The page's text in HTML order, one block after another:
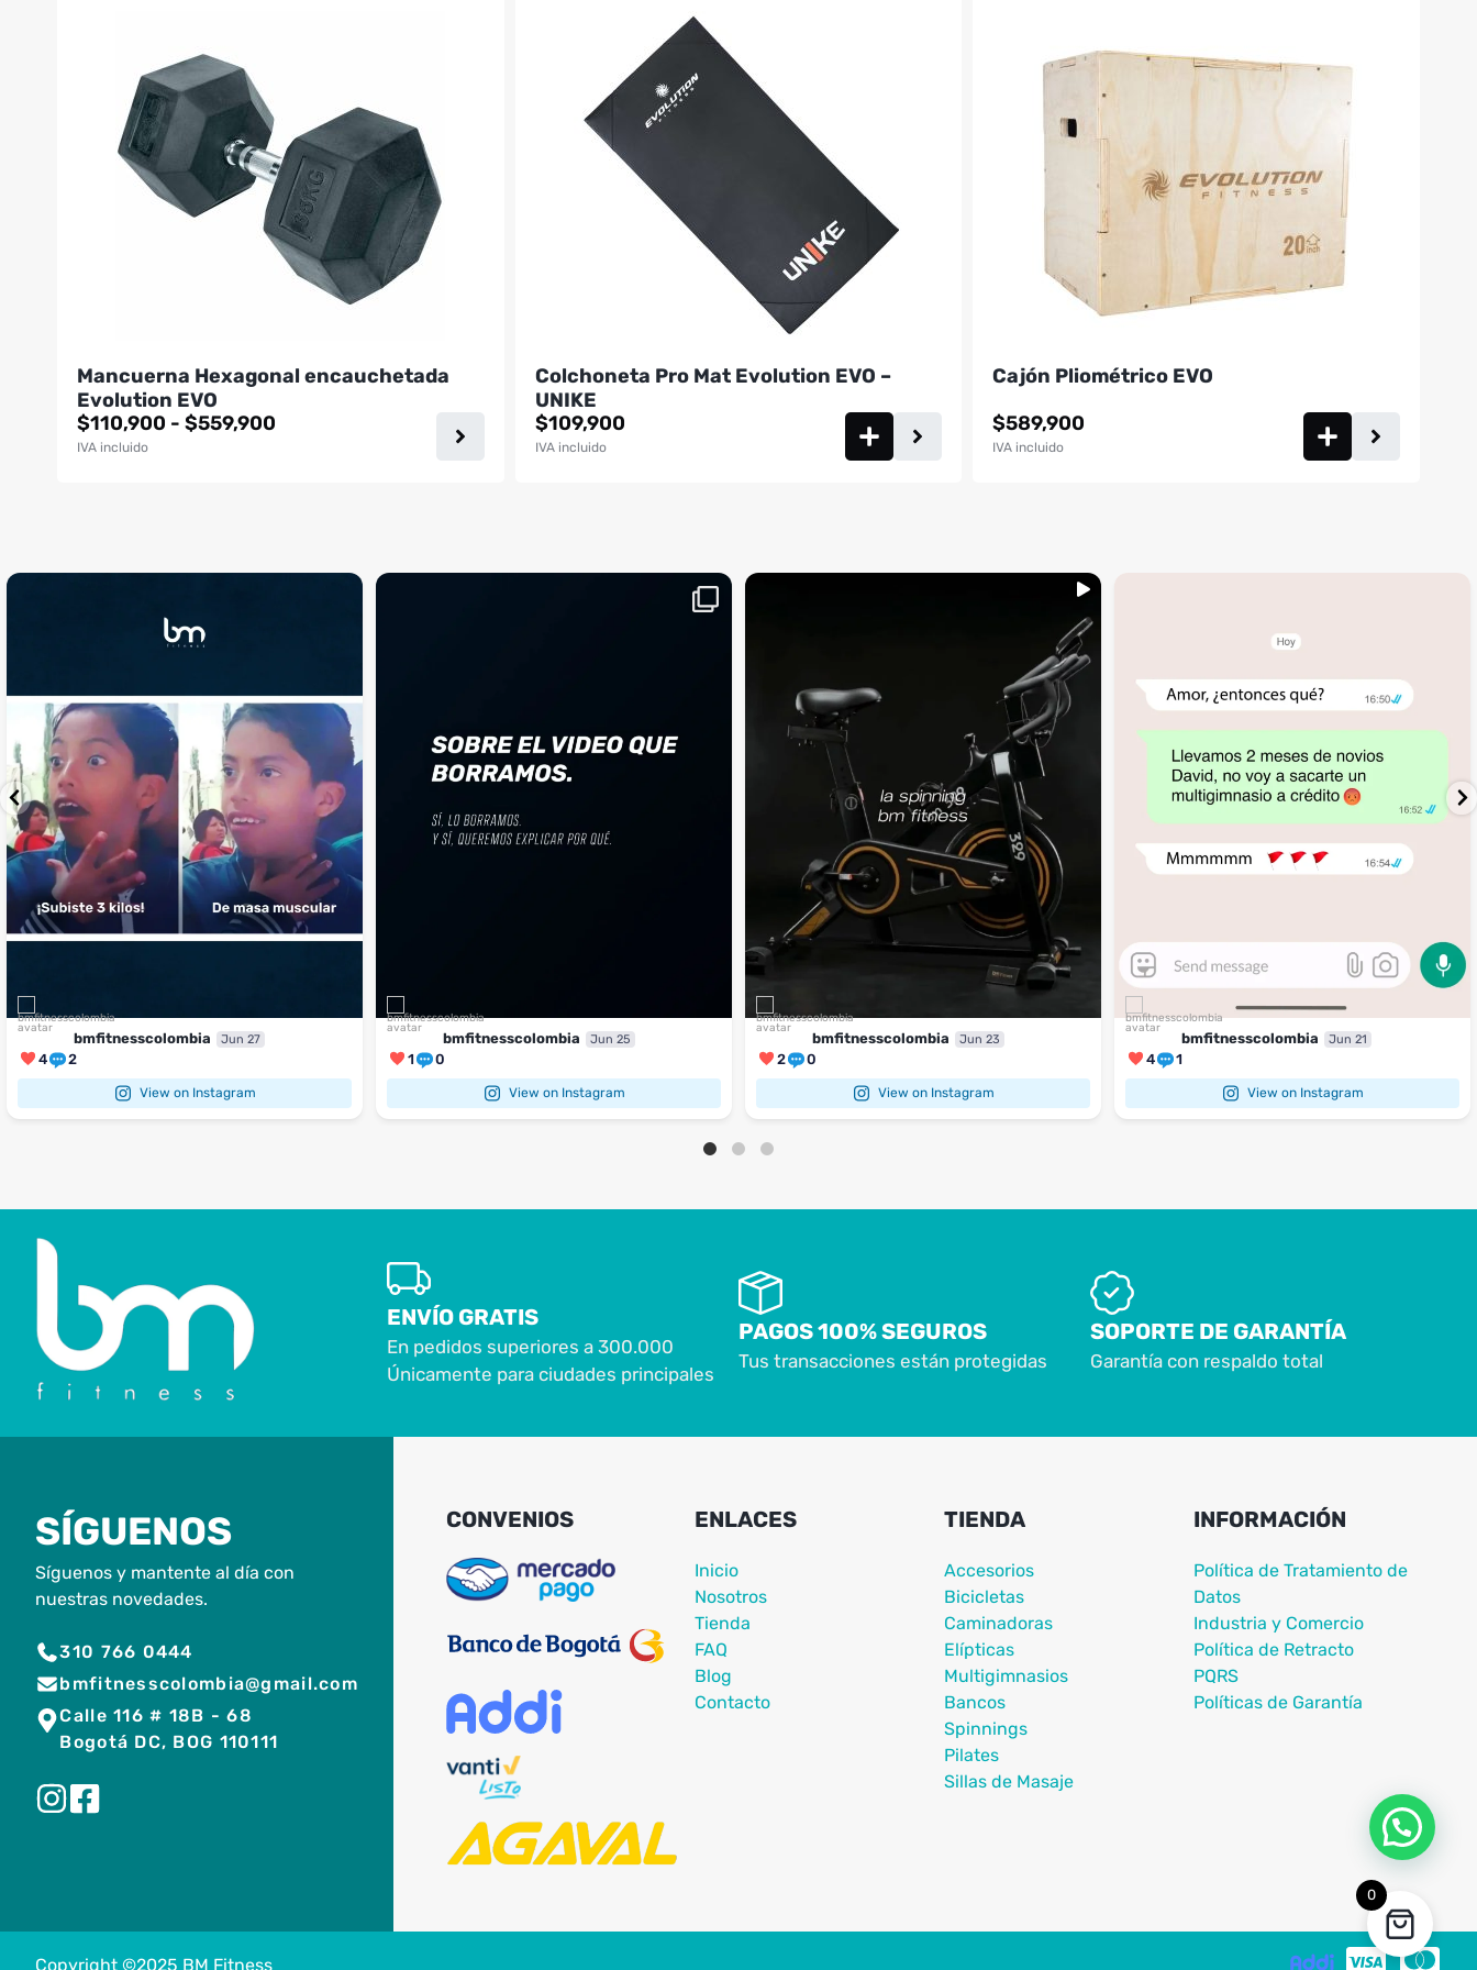
0
múltiples
variantes.
opciones
Mancuerna Hexagonal encauchetada
Evolution EVO
$110,900 - $559,900
IVA incluido
Colchoneta Pro Mat Evolution EVO –
UNIKE
$109,900
IVA incluido
Cajón Pliométrico EVO
$589,900
IVA incluido
bmfitnesscolombia Jun 27
4 2
View on Instagram
bmfitnesscolombia Jun 25
1 0
View on Instagram
bmfitnesscolombia Jun 23
2 0
View on Instagram
bmfitnesscolombia Jun 21
4 1
View on Instagram
ENVÍO GRATIS
En pedidos superiores a 300.000
Únicamente para ciudades principales
PAGOS 100% SEGUROS
Tus transacciones están protegidas
SOPORTE DE GARANTÍA
Garantía con respaldo total
SÍGUENOS
Síguenos y mantente al día con
nuestras novedades.
310 766 0444
bmfitnesscolombia@gmail.com
Calle 116 # 18B - 68
Bogotá DC, BOG 110111
CONVENIOS ENLACES
Inicio
Nosotros
Tienda
FAQ
Blog
Contacto
TIENDA
Accesorios
Bicicletas
Caminadoras
Elípticas
Multigimnasios
Bancos
Spinnings
Pilates
Sillas de Masaje
INFORMACIÓN
Política de Tratamiento de
Datos
Industria y Comercio
Política de Retracto
PQRS
Políticas de Garantía
Copyright ©2025 BM Fitness